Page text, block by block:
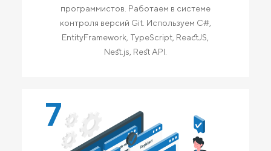
программистов. Работаем в системе
контроля версий Git. Используем C#,
EntityFramework, TypeScript, ReactJS,
Nest.js, Rest API.
7